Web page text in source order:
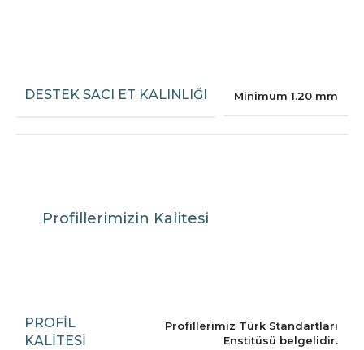
DESTEK SACI ET KALINLIĞI Minimum 1.20 mm
Profillerimizin Kalitesi
PROFIL
KALITESI
Profillerimiz Türk Standartları
Enstitüsü belgelidir.